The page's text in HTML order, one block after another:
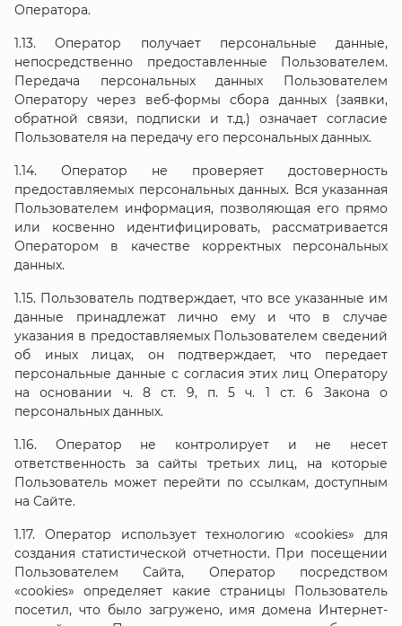
Оператора.
1.13. Оператор получает персональные данные,
непосредственно предоставленные Пользователем.
Передача персональных данных Пользователем
Оператору через веб-формы сбора данных (заявки,
обратной связи, подписки и т.д.) означает согласие
Пользователя на передачу его персональных данных.
1.14. Оператор не проверяет достоверность
предоставляемых персональных данных. Вся указанная
Пользователем информация, позволяющая его прямо
или косвенно идентифицировать, рассматривается
Оператором в качестве корректных персональных
данных.
1.15. Пользователь подтверждает, что все указанные им
данные принадлежат лично ему и что в случае
указания в предоставляемых Пользователем сведений
об иных лицах, он подтверждает, что передает
персональные данные с согласия этих лиц Оператору
на основании ч. 8 ст. 9, п. 5 ч. 1 ст. 6 Закона о
персональных данных.
1.16. Оператор не контролирует и не несет
ответственность за сайты третьих лиц, на которые
Пользователь может перейти по ссылкам, доступным
на Сайте.
1.17. Оператор использует технологию «cookies» для
создания статистической отчетности. При посещении
Пользователем Сайта, Оператор посредством
«cookies» определяет какие страницы Пользователь
посетил, что было загружено, имя домена Интернет-